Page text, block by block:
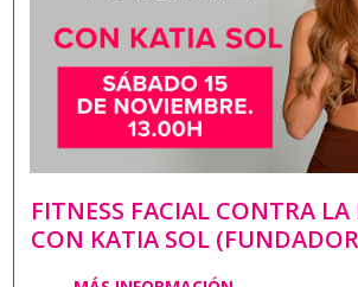
FITNESS FACIAL CONTRA LA
CON KATIA SOL